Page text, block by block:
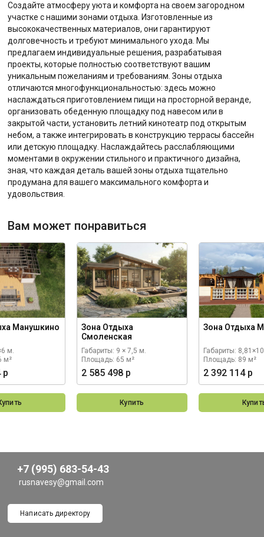
Создайте атмосферу уюта и комфорта на своем загородном
участке с нашими зонами отдыха. Изготовленные из
высококачественных материалов, они гарантируют
долговечность и требуют минимального ухода. Мы
предлагаем индивидуальные решения, разрабатывая
проекты, которые полностью соответствуют вашим
уникальным пожеланиям и требованиям. Зоны отдыха
отличаются многофункциональностью: здесь можно
наслаждаться приготовлением пищи на просторной веранде,
организовать обеденную площадку под навесом или в
закрытой части, установить летний кинотеатр под открытым
небом, а также интегрировать в конструкцию террасы бассейн
или детскую площадку. Наслаждайтесь расслабляющими
моментами в окружении стильного и практичного дизайна,
зная, что каждая деталь вашей зоны отдыха тщательно
продумана для вашего максимального комфорта и
удовольствия.
Вам может понравиться
Манушкино
м.
м²
р
Зона Отдыха
Смоленская
Габариты: 9 × 7,5 м.
Площадь: 65 м²
2 585 498 р
Купить
Зона Отдыха
Габариты:
Площадь: 89 м²
2 392 114 р
+7 (995) 683-54-43
rusnavesy@gmail.com
Написать директору